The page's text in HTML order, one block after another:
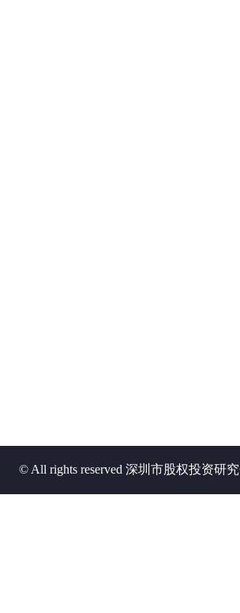
© All rights reserved 深圳市股权投资研